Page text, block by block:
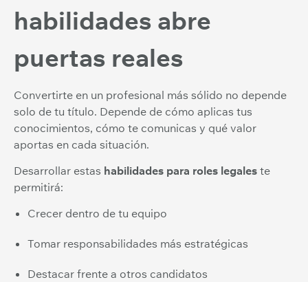
habilidades abre
puertas reales
Convertirte en un profesional más sólido no depende
solo de tu título. Depende de cómo aplicas tus
conocimientos, cómo te comunicas y qué valor
aportas en cada situación.
Desarrollar estas habilidades para roles legales te
permitirá:
Crecer dentro de tu equipo
Tomar responsabilidades más estratégicas
Destacar frente a otros candidatos